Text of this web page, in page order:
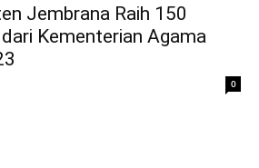
Jembrana Raih 150
Kementerian Agama
0